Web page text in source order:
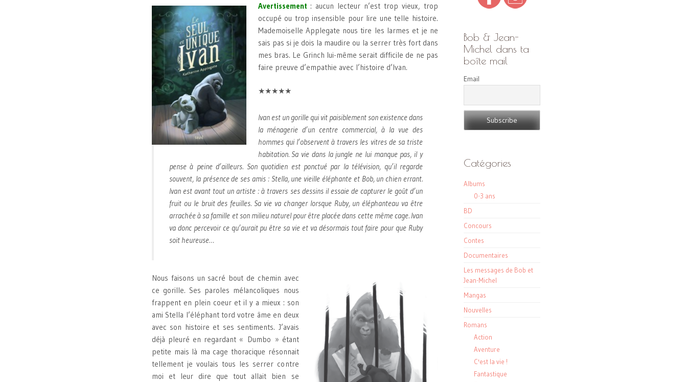
Avertissement : aucun lecteur n’est trop vieux, trop
occupé ou trop insensible pour lire une telle histoire.
Mademoiselle Applegate nous tire les larmes et je ne
sais pas si je dois la maudire ou la serrer très fort dans
mes bras. Le Grinch lui-même serait difficile de ne pas
faire preuve d’empathie avec l’histoire d’Ivan.
★★★★★
Ivan est un gorille qui vit paisiblement son existence dans
la ménagerie d’un centre commercial, à la vue des
hommes qui l’observent à travers les vitres de sa triste
habitation. Sa vie dans la jungle ne lui manque pas, il y
pense à peine d’ailleurs. Son quotidien est ponctué par la télévision, qu’il regarde
souvent, la présence de ses amis : Stella, une vieille éléphante et Bob, un chien errant.
Ivan est avant tout un artiste : à travers ses dessins il essaie de capturer le goût d’un
fruit ou le bruit des feuilles. Sa vie va changer lorsque Ruby, un éléphanteau va être
arrachée à sa famille et son milieu naturel pour être placée dans cette même cage. Ivan
va donc percevoir ce qu’aurait pu être sa vie et va désormais tout faire pour que Ruby
soit heureuse…
Nous faisons un sacré bout de chemin avec
ce gorille. Ses paroles mélancoliques nous
frappent en plein coeur et il y a mieux : son
ami Stella l’éléphant tord votre âme en deux
avec son histoire et ses sentiments. J’avais
déjà pleuré en regardant « Dumbo » étant
petite mais là ma cage thoracique résonnait
tellement je voulais tous les serrer contre
moi et leur dire que tout allait bien se
Bob & Jean-
Michel dans ta
boîte mail
Email
Catégories
Albums
0-3 ans
BD
Concours
Contes
Documentaires
Les messages de Bob et
Jean-Michel
Mangas
Nouvelles
Romans
Action
Aventure
C'est la vie !
Fantastique